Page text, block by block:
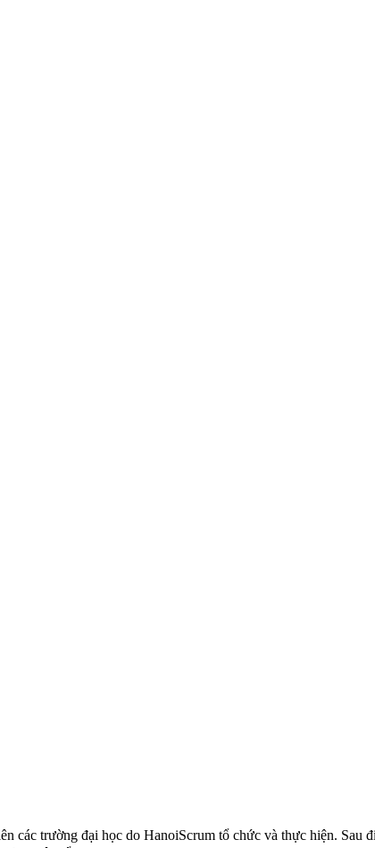
các trường đại học do HanoiScrum tổ chức và thực hiện. Sau